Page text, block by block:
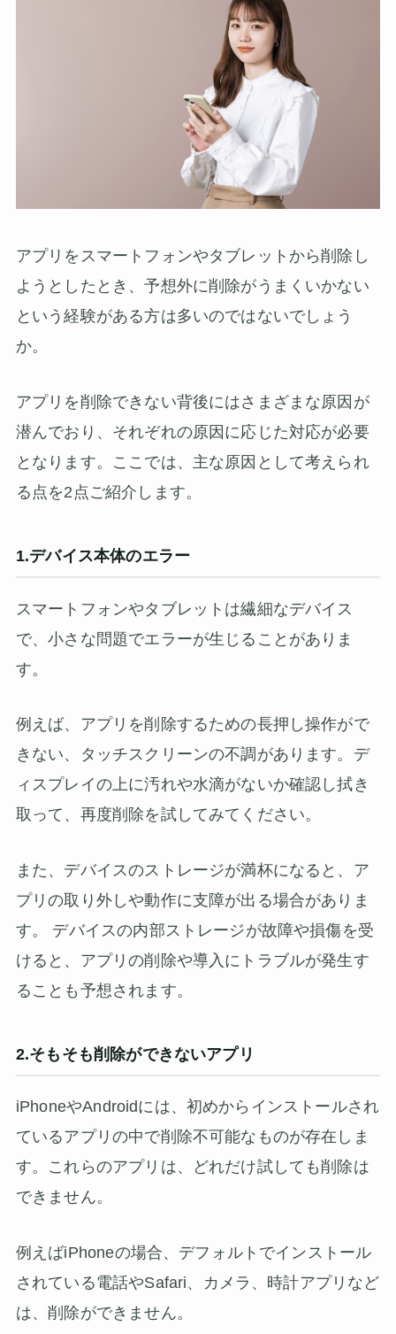
アプリをスマートフォンやタブレットから削除し
ようとしたとき、予想外に削除がうまくいかない
という経験がある方は多いのではないでしょう
か。
アプリを削除できない背後にはさまざまな原因が
潜んでおり、それぞれの原因に応じた対応が必要
となります。ここでは、主な原因として考えられ
る点を2点ご紹介します。
1.デバイス本体のエラー
スマートフォンやタブレットは繊細なデバイス
で、小さな問題でエラーが生じることがありま
す。
例えば、アプリを削除するための長押し操作がで
きない、タッチスクリーンの不調があります。デ
ィスプレイの上に汚れや水滴がないか確認し拭き
取って、再度削除を試してみてください。
また、デバイスのストレージが満杯になると、ア
プリの取り外しや動作に支障が出る場合がありま
す。 デバイスの内部ストレージが故障や損傷を受
けると、アプリの削除や導入にトラブルが発生す
ることも予想されます。
2.そもそも削除ができないアプリ
iPhoneやAndroidには、初めからインストールされ
ているアプリの中で削除不可能なものが存在しま
す。これらのアプリは、どれだけ試しても削除は
できません。
例えばiPhoneの場合、デフォルトでインストール
されている電話やSafari、カメラ、時計アプリなど
は、削除ができません。